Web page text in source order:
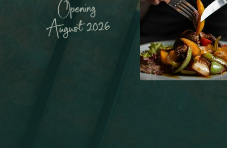
Opening
August 2026